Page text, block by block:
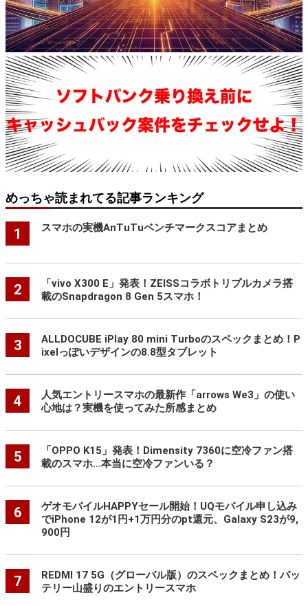
めっちゃ読まれてる記事ランキング
1 スマホの実機AnTuTuベンチマークスコアまとめ
2
「vivo X300 E」発表！ZEISSコラボトリプルカメラ搭
載のSnapdragon 8 Gen 5スマホ！
3
ALLDOCUBE iPlay 80 mini Turboのスペックまとめ！P
ixelっぽいデザインの8.8型タブレット
4
人気エントリースマホの最新作「arrows We3」の使い
心地は？実機を使ってみた所感まとめ
5
「OPPO K15」発表！Dimensity 7360に空冷ファン搭
載のスマホ…本当に空冷ファンいる？
6
ゲオモバイルHAPPYセール開始！UQモバイル申し込み
でiPhone 12が1円+1万円分のpt還元、Galaxy S23が9,
900円
7
REDMI 17 5G（グローバル版）のスペックまとめ！バッ
テリー山盛りのエントリースマホ